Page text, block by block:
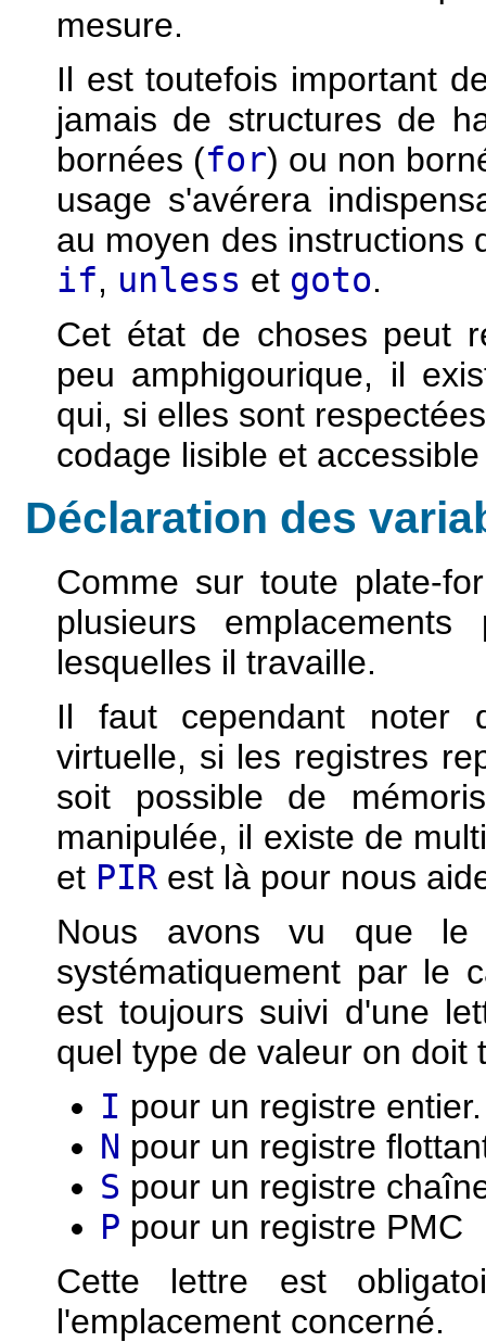
mesure.
Il est toutefois important
jamais de structures de
bornées (for) ou non
usage s'avérera
au moyen des instructions
if, unless et goto.
Cet état de choses peut
peu amphigourique, il
qui, si elles sont
codage lisible et
Déclaration des
Comme sur toute plate-
plusieurs
lesquelles il travaille.
Il faut cependant noter
virtuelle, si les registres
soit possible de
manipulée, il existe de
et PIR est là pour nous
Nous avons vu que le
systématiquement par le
est toujours suivi d'une
quel type de valeur on doit
I pour un registre entier.
N pour un registre
S pour un registre
P pour un registre PMC
Cette lettre est
l'emplacement concerné.